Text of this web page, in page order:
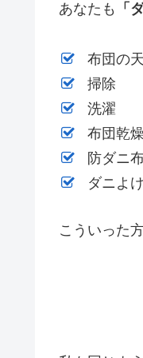
あなたも 「
布団の
掃除
洗濯
布団乾
防ダニ
ダニよ
こういった